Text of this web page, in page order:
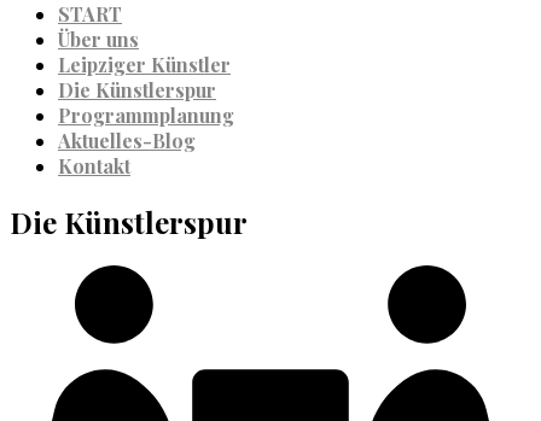
START
Über uns
Leipziger Künstler
Die Künstlerspur
Programmplanung
Aktuelles-Blog
Kontakt
Die Künstlerspur